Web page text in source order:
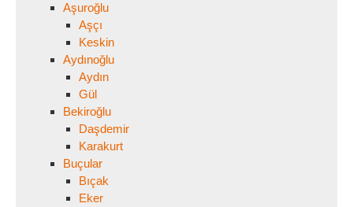
Aşuroğlu
Aşçı
Keskin
Aydınoğlu
Aydın
Gül
Bekiroğlu
Daşdemir
Karakurt
Buçular
Bıçak
Eker